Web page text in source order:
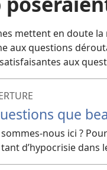
mettent en doute
aux questions
aux
que
nous ici ?
d’hypocrisie dans